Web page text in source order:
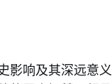
影响及其深远意